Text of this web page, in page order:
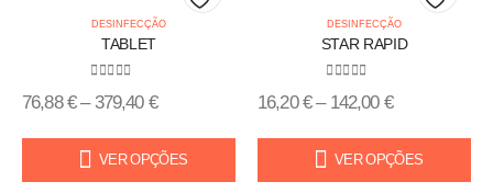
wishlist
DESINFECÇÃO
TABLET
76,88€– 379,40 €
VER OPÇÕES
DESINFECÇÃO
STAR RAPID
16,20€– 142,00 €
VER OPÇÕES